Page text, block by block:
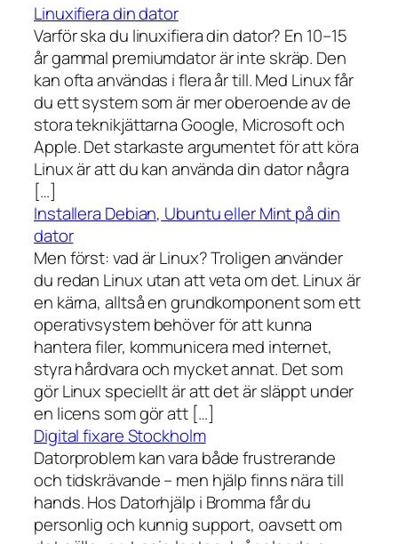
Linuxifiera din dator
Varför ska du linuxifiera din dator? En 10–15
år gammal premiumdator är inte skräp. Den
kan ofta användas i flera år till. Med Linux får
du ett system som är mer oberoende av de
stora teknikjättarna Google, Microsoft och
Apple. Det starkaste argumentet för att köra
Linux är att du kan använda din dator några
[…]
Installera Debian, Ubuntu eller Mint på din
dator
Men först: vad är Linux? Troligen använder
du redan Linux utan att veta om det. Linux är
en kärna, alltså en grundkomponent som ett
operativsystem behöver för att kunna
hantera filer, kommunicera med internet,
styra hårdvara och mycket annat. Det som
gör Linux speciellt är att det är släppt under
en licens som gör att […]
Digital fixare Stockholm
Datorproblem kan vara både frustrerande
och tidskrävande – men hjälp finns nära till
hands. Hos Datorhjälp i Bromma får du
personlig och kunnig support, oavsett om